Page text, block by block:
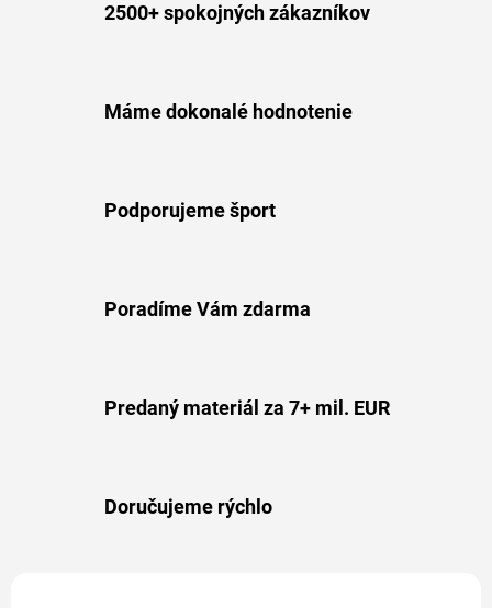
2500+ spokojných zákazníkov
Máme dokonalé hodnotenie
Podporujeme šport
Poradíme Vám zdarma
Predaný materiál za 7+ mil. EUR
Doručujeme rýchlo